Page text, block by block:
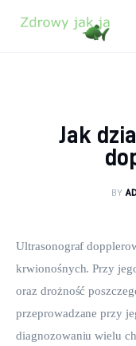
Zdrowy
Lifestyle
Kontakt
Jak
BY
Ultrasonograf
krwionośnych. Przy
oraz drożność
przeprowadzane przy
diagnozowaniu wielu